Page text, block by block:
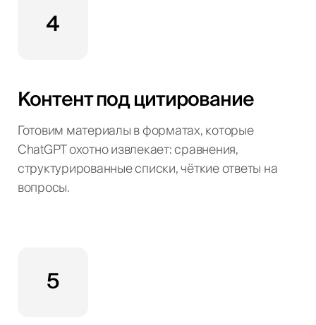
4
Контент под цитирование
Готовим материалы в форматах, которые
ChatGPT охотно извлекает: сравнения,
структурированные списки, чёткие ответы на
вопросы.
5